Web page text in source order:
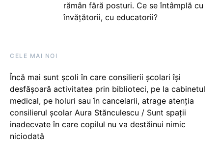
rămân fără posturi. Ce se întâmplă cu
învățătorii, cu educatorii?
CELE MAI NOI
Încă mai sunt școli în care consilierii școlari își
desfășoară activitatea prin biblioteci, pe la cabinetul
medical, pe holuri sau în cancelarii, atrage atenția
consilierul școlar Aura Stănculescu / Sunt spații
inadecvate în care copilul nu va destăinui nimic
niciodată